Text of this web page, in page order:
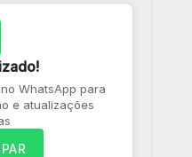
WhatsApp para
e atualizações